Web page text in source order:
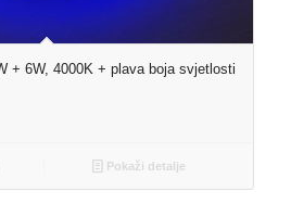
+ 6W, 4000K + plava boja svjetlosti
Pokaži detalje